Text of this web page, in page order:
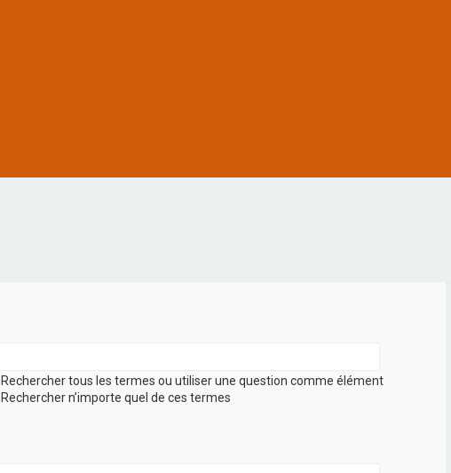
Rechercher tous les termes ou utiliser une question comme élément
Rechercher n’importe quel de ces termes